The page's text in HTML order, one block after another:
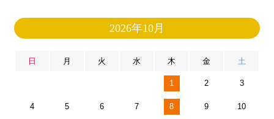
2026年10月
日 月 火 水 木 金 土
1 2 3
4 5 6 7 8 9 10